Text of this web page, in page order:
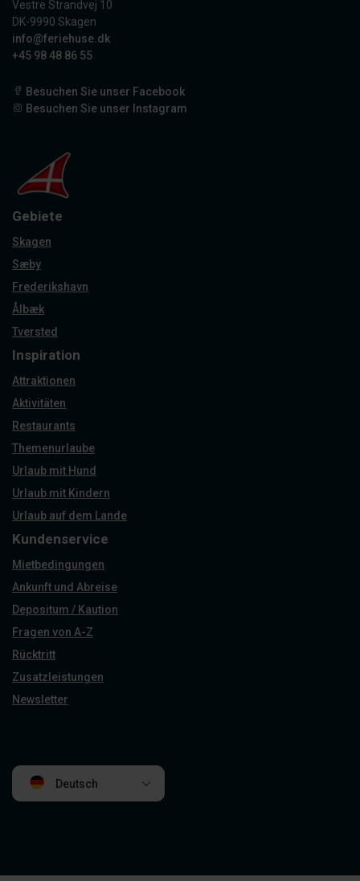
Vestre Strandvej 10
DK-9990 Skagen
info@feriehuse.dk
+45 98 48 86 55
Besuchen Sie unser Facebook
Besuchen Sie unser Instagram
Gebiete
Skagen
Sæby
Frederikshavn
Ålbæk
Tversted
Inspiration
Attraktionen
Aktivitäten
Restaurants
Themenurlaube
Urlaub mit Hund
Urlaub mit Kindern
Urlaub auf dem Lande
Kundenservice
Mietbedingungen
Ankunft und Abreise
Depositum / Kaution
Fragen von A-Z
Rücktritt
Zusatzleistungen
Newsletter
Deutsch